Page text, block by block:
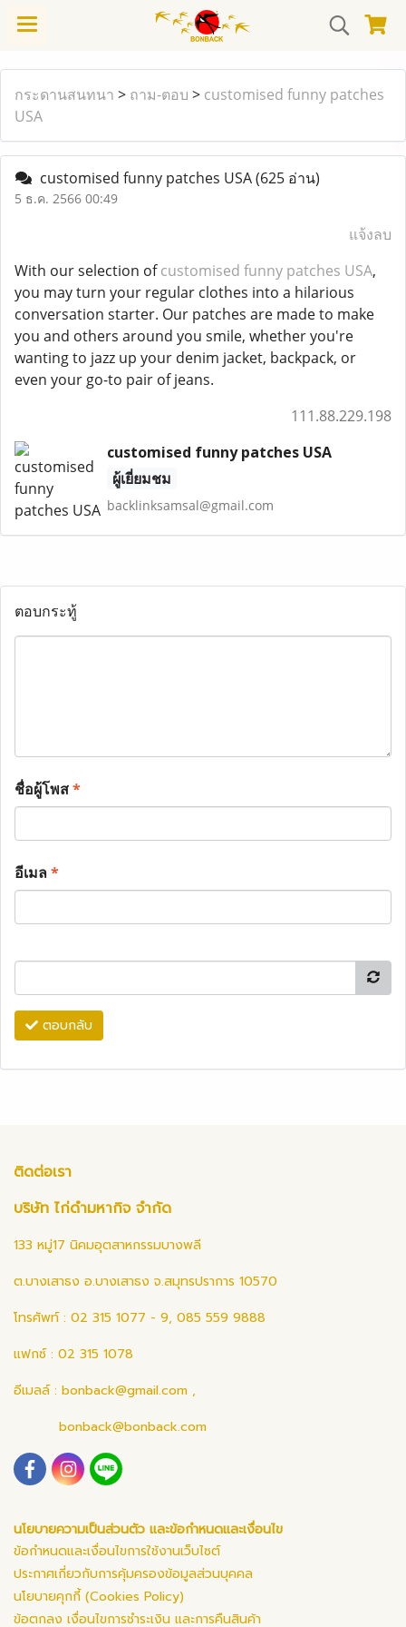
กระดานสนทนา > ถาม-ตอบ > customised funny patches
USA
customised funny patches USA(625 อ่าน)
5 ธ.ค. 2566 00:49
แจ้งลบ
With our selection ofcustomised funny patches USA,
you may turn your regular clothes into a hilarious
conversation starter. Our patches are made to make
you and others around you smile, whether you're
wanting to jazz up your denim jacket, backpack, or
even your go-to pair of jeans.
111.88.229.198
customised funny patches USA
ผู้เยี่ยมชม
backlinksamsal@gmail.com
ตอบกระทู้
ชื่อผู้โพส*
อีเมล*
ตอบกลับ
ติดต่อเรา
บริษัท ไก่ดำมหากิจ จำกัด
133 หมู่17 นิคมอุตสาหกรรมบางพลี
ต.บางเสาธง อ.บางเสาธง จ.สมุทรปราการ 10570
โทรศัพท์ : 02 315 1077 - 9, 085 559 9888
แฟกซ์ : 02 315 1078
อีเมลล์ : bonback@gmail.com ,
bonback@bonback.com
นโยบายความเป็นส่วนตัว และข้อกำหนดและเงื่อนไข
ข้อกำหนดและเงื่อนไขการใช้งานเว็บไซต์
ประกาศเกี่ยวกับการคุ้มครองข้อมูลส่วนบุคคล
นโยบายคุกกี้ (Cookies Policy)
ข้อตกลง เงื่อนไขการชำระเงิน และการคืนสินค้า